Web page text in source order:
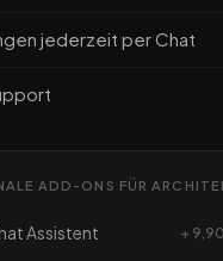
jederzeit per Chat
ADD-ONS FÜR
Assistent +